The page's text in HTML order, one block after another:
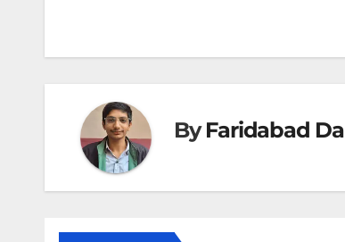
ByFaridabad